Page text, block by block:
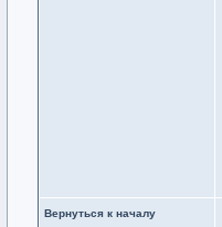
Вернуться к началу